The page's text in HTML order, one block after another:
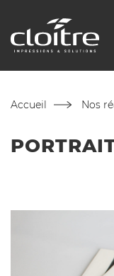
Accueil Nos